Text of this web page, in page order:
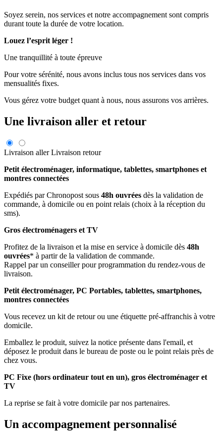
Soyez serein, nos services et notre accompagnement sont compris
durant toute la durée de votre location.
Louez l’esprit léger !
Une tranquillité à toute épreuve
Pour votre sérénité, nous avons inclus tous nos services dans vos
mensualités fixes.
Vous gérez votre budget quant à nous, nous assurons vos arrières.
Une livraison aller et retour
Livraison aller Livraison retour
Petit électroménager, informatique, tablettes, smartphones et
montres connectées
Expédiés par Chronopost sous 48h ouvrées dès la validation de
commande, à domicile ou en point relais (choix à la réception du
sms).
Gros électroménagers et TV
Profitez de la livraison et la mise en service à domicile dès 48h
ouvrées* à partir de la validation de commande.
Rappel par un conseiller pour programmation du rendez-vous de
livraison.
Petit électroménager, PC Portables, tablettes, smartphones,
montres connectées
Vous recevez un kit de retour ou une étiquette pré-affranchis à votre
domicile.
Emballez le produit, suivez la notice présente dans l'email, et
déposez le produit dans le bureau de poste ou le point relais près de
chez vous.
PC Fixe (hors ordinateur tout en un), gros électroménager et
TV
La reprise se fait à votre domicile par nos partenaires.
Un accompagnement personnalisé